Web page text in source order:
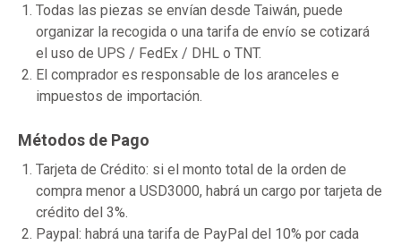
Todas las piezas se envían desde Taiwán, puede
organizar la recogida o una tarifa de envío se cotizará
el uso de UPS / FedEx / DHL o TNT.
El comprador es responsable de los aranceles e
impuestos de importación.
Métodos de Pago
Tarjeta de Crédito: si el monto total de la orden de
compra menor a USD3000, habrá un cargo por tarjeta de
crédito del 3%.
Paypal: habrá una tarifa de PayPal del 10% por cada